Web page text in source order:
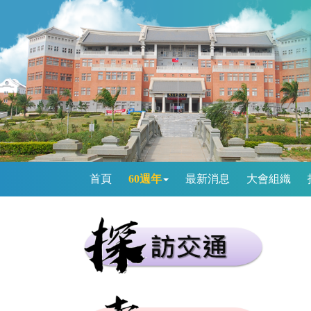
首頁 60週年 最新消息 大會組織